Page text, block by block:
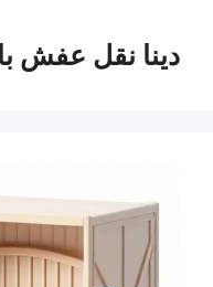
المحتوىدينا نقل عفش